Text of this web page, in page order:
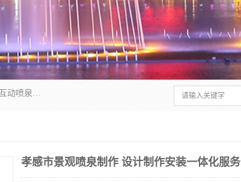
湖北奇通瑞科技有限公司（penquan.cn.b2b168.com）业务范围涵盖：音乐喷泉、旱地喷泉、互动喷泉、喷泉设计及灯光水秀等各类水景工程，广泛应用于公园、城市广场、商业综合体、旅游景区、住宅社区等领域。
孝感市景观喷泉制作 设计制作安装一体化服务